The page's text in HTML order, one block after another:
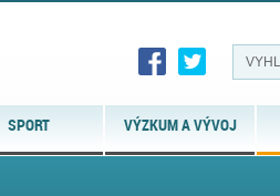
SPORT VÝZKUM A VÝVOJ